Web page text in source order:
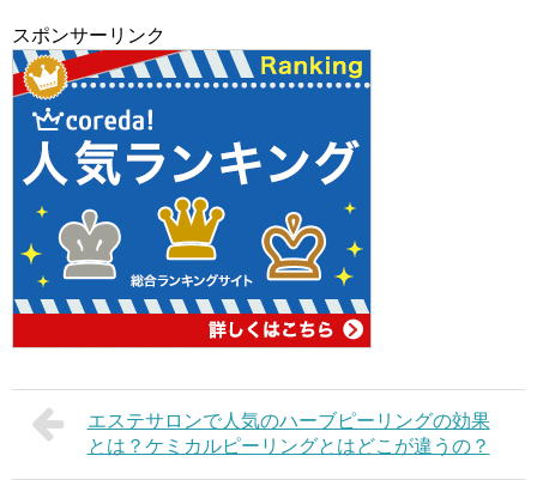
スポンサーリンク
エステサロンで人気のハーブピーリングの効果
とは？ケミカルピーリングとはどこが違うの？